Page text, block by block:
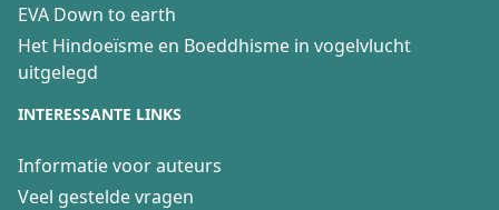
EVA Down to earth
Het Hindoeïsme en Boeddhisme in vogelvlucht
uitgelegd
INTERESSANTE LINKS
Informatie voor auteurs
Veel gestelde vragen